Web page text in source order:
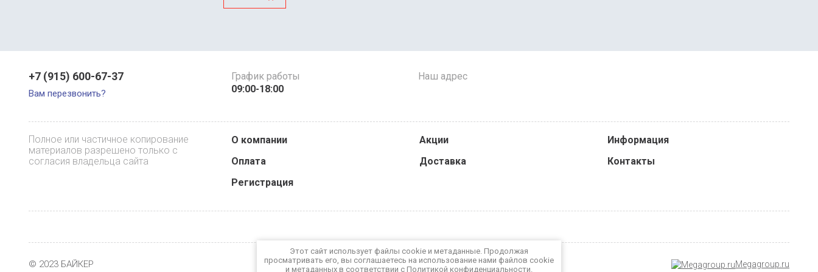
+7 (915) 600-67-37
Вам перезвонить?
График работы
09:00-18:00
Наш адрес
Полное или частичное копирование
материалов разрешено только с
согласия владельца сайта
О компании Акции
Информация
Оплата
Доставка
Контакты
Регистрация
© 2023 БАЙКЕР
Megagroup.ru
Этот сайт использует файлы cookie и метаданные. Продолжая
просматривать его, вы соглашаетесь на использование нами файлов cookie
и метаданных в соответствии с Политикой конфиденциальности.